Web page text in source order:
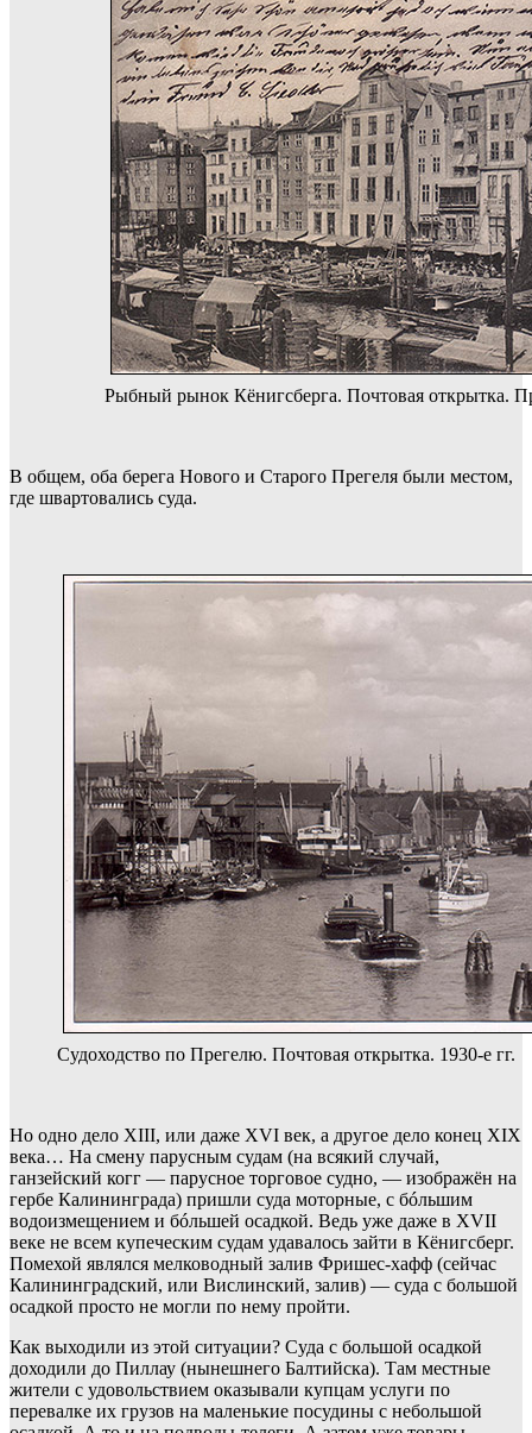
Рыбный рынок Кёнигсберга. Почтовая открытка.
В общем, оба берега Нового и Старого Прегеля были местом,
где швартовались суда.
Судоходство по Прегелю. Почтовая открытка. 1930-е гг.
Но одно дело XIII, или даже XVI век, а другое дело конец XIX
века… На смену парусным судам (на всякий случай,
ганзейский когг — парусное торговое судно, — изображён на
гербе Калининграда) пришли суда моторные, с бóльшим
водоизмещением и бóльшей осадкой. Ведь уже даже в XVII
веке не всем купеческим судам удавалось зайти в Кёнигсберг.
Помехой являлся мелководный залив Фришес-хафф (сейчас
Калининградский, или Вислинский, залив) — суда с большой
осадкой просто не могли по нему пройти.
Как выходили из этой ситуации? Суда с большой осадкой
доходили до Пиллау (нынешнего Балтийска). Там местные
жители с удовольствием оказывали купцам услуги по
перевалке их грузов на маленькие посудины с небольшой